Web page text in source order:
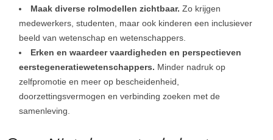
Maak diverse rolmodellen zichtbaar. Zo krijgen
medewerkers, studenten, maar ook kinderen een inclusiever
beeld van wetenschap en wetenschappers.
Erken en waardeer vaardigheden en perspectieven
eerstegeneratiewetenschappers. Minder nadruk op
zelfpromotie en meer op bescheidenheid,
doorzettingsvermogen en verbinding zoeken met de
samenleving.